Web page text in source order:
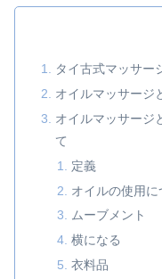
タイ古式マッサー
オイルマッサージ
オイルマッサージ
て
定義
オイルの使用に
ムーブメント
横になる
衣料品